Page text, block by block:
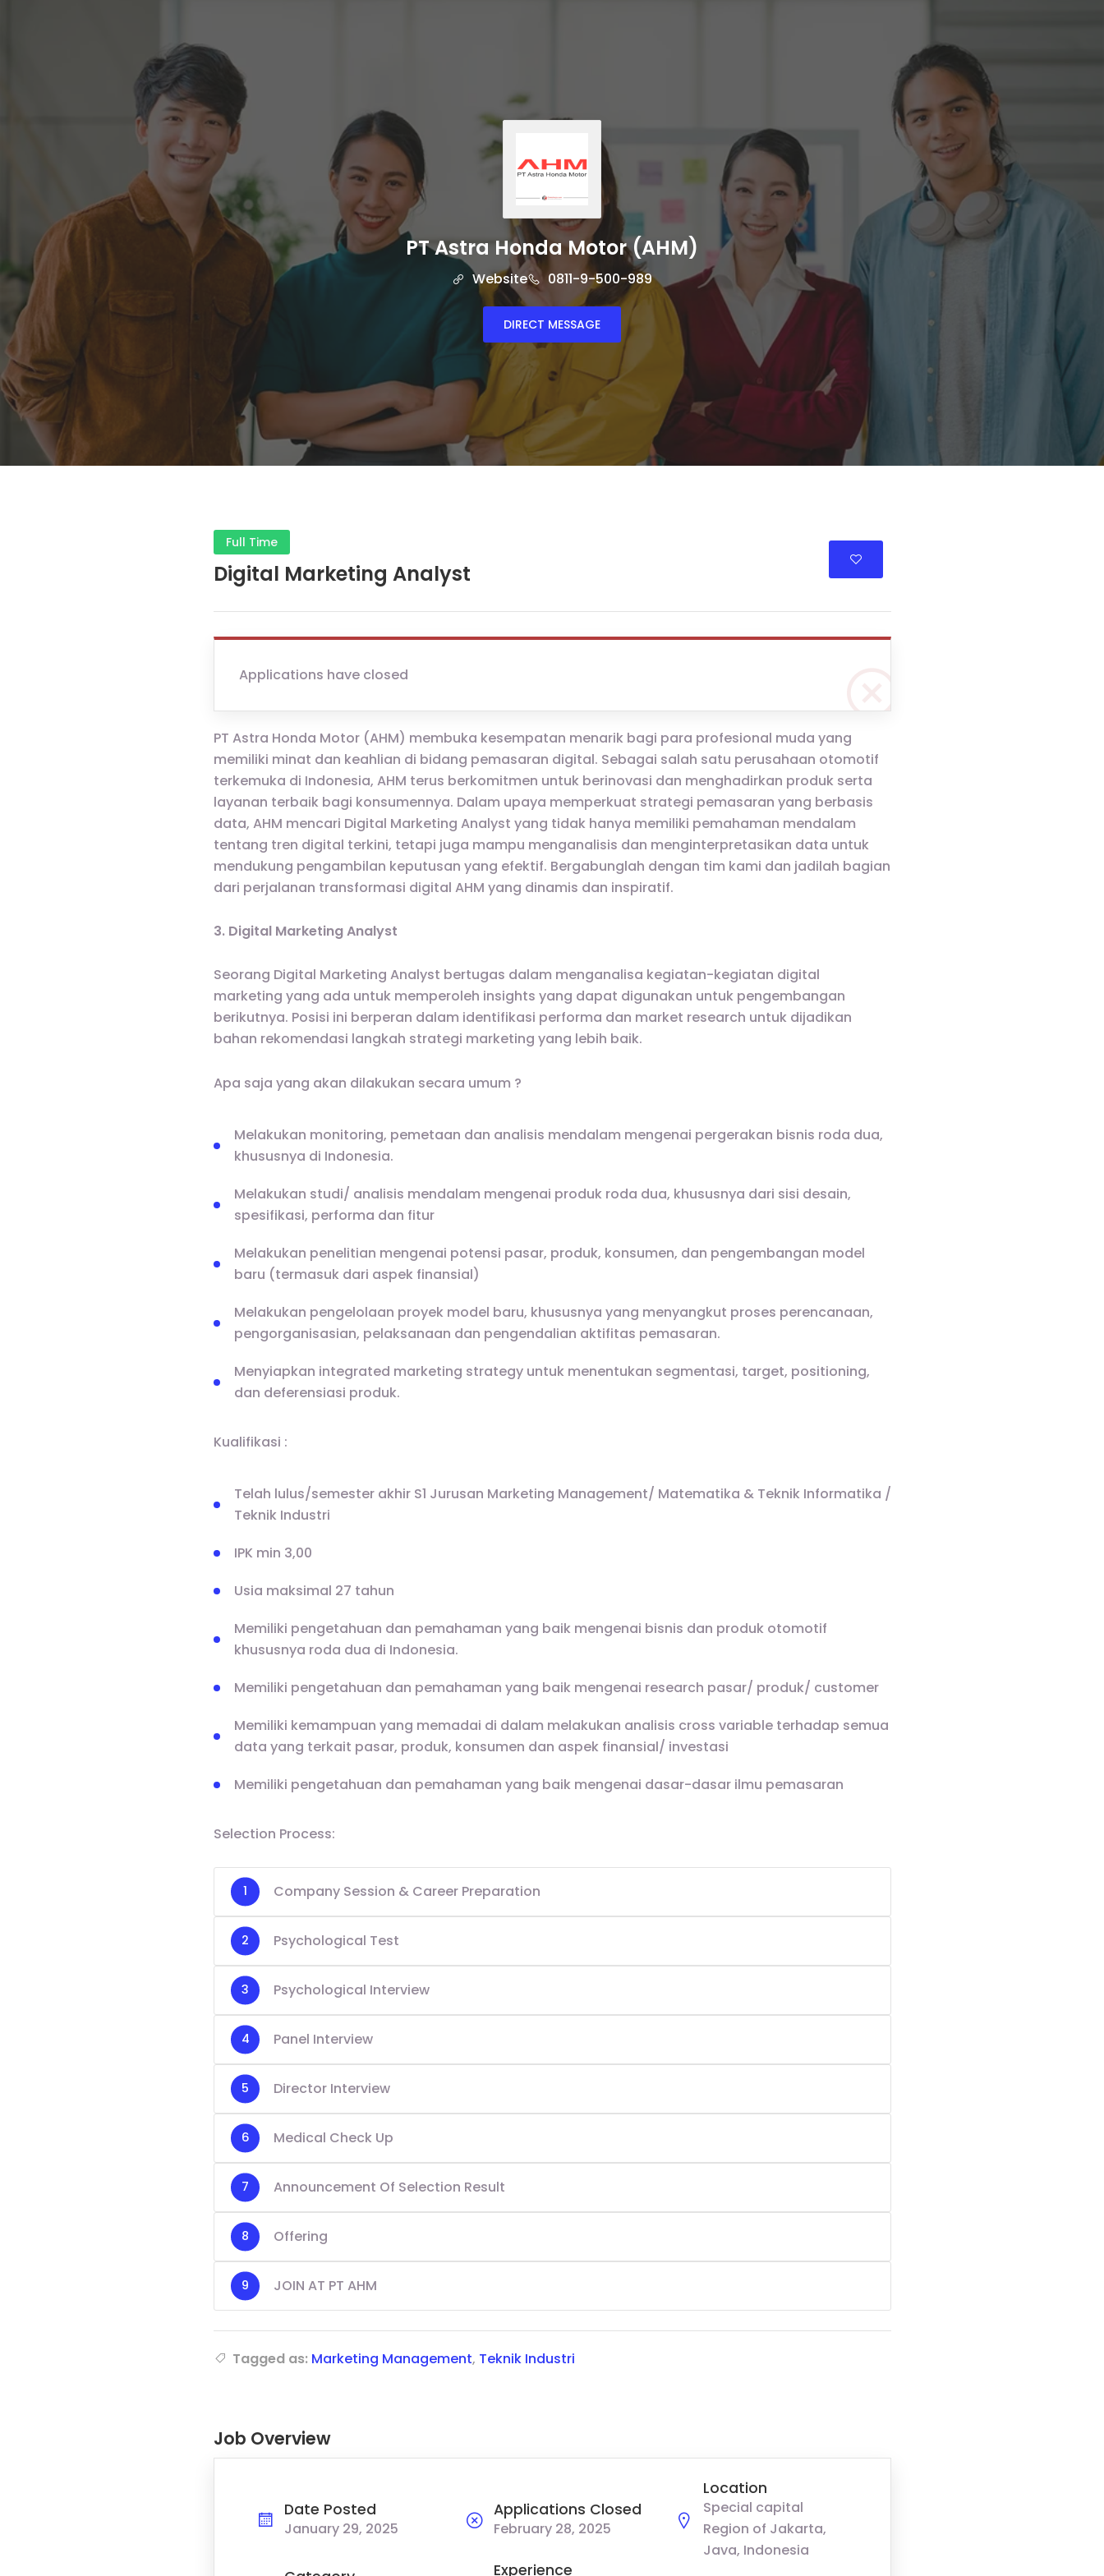
PT Astra Honda Motor (AHM)
Website 0811-9-500-989
DIRECT MESSAGE
Full Time
Digital Marketing Analyst
Applications have closed
PT Astra Honda Motor (AHM) membuka kesempatan menarik bagi para profesional muda yang
memiliki minat dan keahlian di bidang pemasaran digital. Sebagai salah satu perusahaan otomotif
terkemuka di Indonesia, AHM terus berkomitmen untuk berinovasi dan menghadirkan produk serta
layanan terbaik bagi konsumennya. Dalam upaya memperkuat strategi pemasaran yang berbasis
data, AHM mencari Digital Marketing Analyst yang tidak hanya memiliki pemahaman mendalam
tentang tren digital terkini, tetapi juga mampu menganalisis dan menginterpretasikan data untuk
mendukung pengambilan keputusan yang efektif. Bergabunglah dengan tim kami dan jadilah bagian
dari perjalanan transformasi digital AHM yang dinamis dan inspiratif.
3. Digital Marketing Analyst
Seorang Digital Marketing Analyst bertugas dalam menganalisa kegiatan-kegiatan digital
marketing yang ada untuk memperoleh insights yang dapat digunakan untuk pengembangan
berikutnya. Posisi ini berperan dalam identifikasi performa dan market research untuk dijadikan
bahan rekomendasi langkah strategi marketing yang lebih baik.
Apa saja yang akan dilakukan secara umum ?
Melakukan monitoring, pemetaan dan analisis mendalam mengenai pergerakan bisnis roda dua,
khususnya di Indonesia.
Melakukan studi/ analisis mendalam mengenai produk roda dua, khususnya dari sisi desain,
spesifikasi, performa dan fitur
Melakukan penelitian mengenai potensi pasar, produk, konsumen, dan pengembangan model
baru (termasuk dari aspek finansial)
Melakukan pengelolaan proyek model baru, khususnya yang menyangkut proses perencanaan,
pengorganisasian, pelaksanaan dan pengendalian aktifitas pemasaran.
Menyiapkan integrated marketing strategy untuk menentukan segmentasi, target, positioning,
dan deferensiasi produk.
Kualifikasi :
Telah lulus/semester akhir S1 Jurusan Marketing Management/ Matematika & Teknik Informatika /
Teknik Industri
IPK min 3,00
Usia maksimal 27 tahun
Memiliki pengetahuan dan pemahaman yang baik mengenai bisnis dan produk otomotif
khususnya roda dua di Indonesia.
Memiliki pengetahuan dan pemahaman yang baik mengenai research pasar/ produk/ customer
Memiliki kemampuan yang memadai di dalam melakukan analisis cross variable terhadap semua
data yang terkait pasar, produk, konsumen dan aspek finansial/ investasi
Memiliki pengetahuan dan pemahaman yang baik mengenai dasar-dasar ilmu pemasaran
Selection Process:
Company Session & Career Preparation
Psychological Test
Psychological Interview
Panel Interview
Director Interview
Medical Check Up
Announcement Of Selection Result
Offering
JOIN AT PT AHM
Tagged as: Marketing Management, Teknik Industri
Job Overview
Date Posted
January 29, 2025
Applications Closed
February 28, 2025
Location
Special capital
Region of Jakarta,
Java, Indonesia
Experience